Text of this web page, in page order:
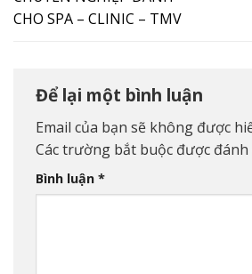
CHO SPA – CLINIC – TMV
Để lại một bình luận
Email của bạn sẽ không được
Các trường bắt buộc được đánh
Bình luận *